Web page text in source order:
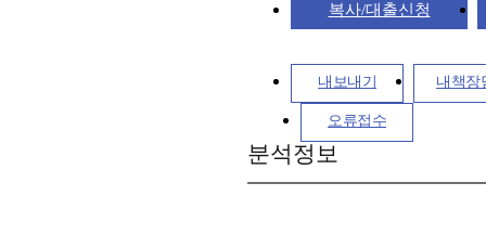
복사/대출신청
내보내기 내책장
오류접수
분석정보